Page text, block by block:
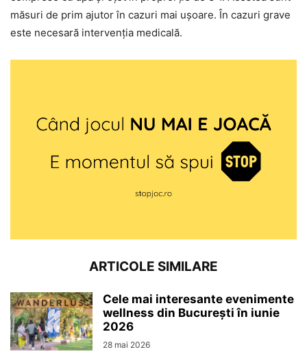
măsuri de prim ajutor în cazuri mai ușoare. În cazuri grave
este necesară intervenția medicală.
ARTICOLE SIMILARE
Cele mai interesante evenimente
wellness din București în iunie
2026
28 mai 2026